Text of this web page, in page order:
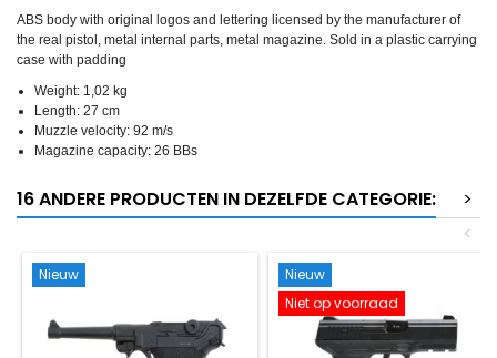
ABS body with original logos and lettering licensed by the manufacturer of
the real pistol, metal internal parts, metal magazine. Sold in a plastic carrying
case with padding
Weight: 1,02 kg
Length: 27 cm
Muzzle velocity: 92 m/s
Magazine capacity: 26 BBs
16 ANDERE PRODUCTEN IN DEZELFDE CATEGORIE:
>
<
Nieuw
Nieuw
Niet op voorraad